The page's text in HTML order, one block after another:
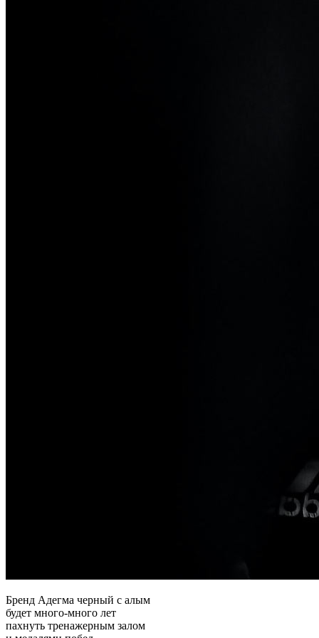
Бренд Адегма черный с алым
будет много-много лет
пахнуть тренажерным залом